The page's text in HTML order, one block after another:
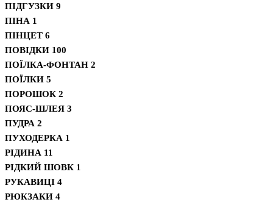
ПІДГУЗКИ 9
ПІНА 1
ПІНЦЕТ 6
ПОВІДКИ 100
ПОЇЛКА-ФОНТАН 2
ПОЇЛКИ 5
ПОРОШОК 2
ПОЯС-ШЛЕЯ 3
ПУДРА 2
ПУХОДЕРКА 1
РІДИНА 11
РІДКИЙ ШОВК 1
РУКАВИЦІ 4
РЮКЗАКИ 4